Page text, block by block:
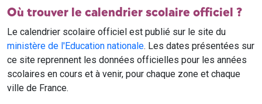
Où trouver le calendrier scolaire officiel ?
Le calendrier scolaire officiel est publié sur le site du
ministère de l'Education nationale. Les dates présentées sur
ce site reprennent les données officielles pour les années
scolaires en cours et à venir, pour chaque zone et chaque
ville de France.